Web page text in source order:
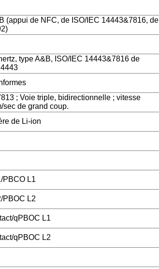
(appui de NFC, de ISO/IEC 14443&7816, de
type A&B, ISO/IEC 14443&7816 de
; Voie triple, bidirectionnelle ; vitesse
sec de grand coup.
de Li-ion
PBCO L1
PBOC L2
qPBOC L1
qPBOC L2